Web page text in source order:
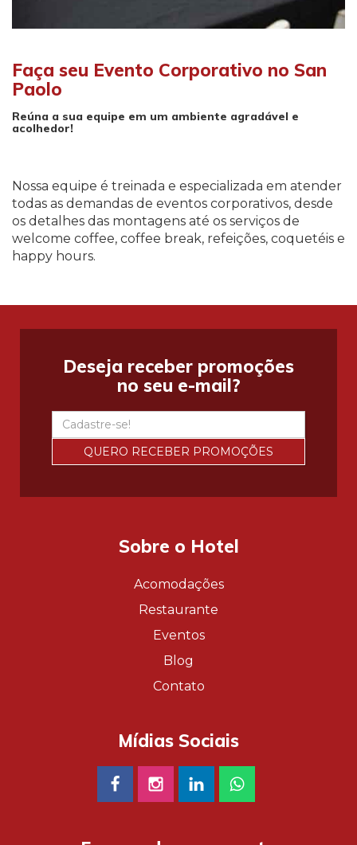
Faça seu Evento Corporativo no San
Paolo
Reúna a sua equipe em um ambiente agradável e
acolhedor!
Nossa equipe é treinada e especializada em atender
todas as demandas de eventos corporativos, desde
os detalhes das montagens até os serviços de
welcome coffee, coffee break, refeições, coquetéis e
happy hours.
Deseja receber promoções
no seu e-mail?
QUERO RECEBER PROMOÇÕES
Sobre o Hotel
Acomodações
Restaurante
Eventos
Blog
Contato
Mídias Sociais